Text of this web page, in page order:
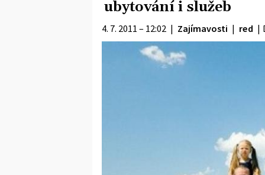
ubytování i služeb
4. 7. 2011 – 12:02 | Zajímavosti | red |